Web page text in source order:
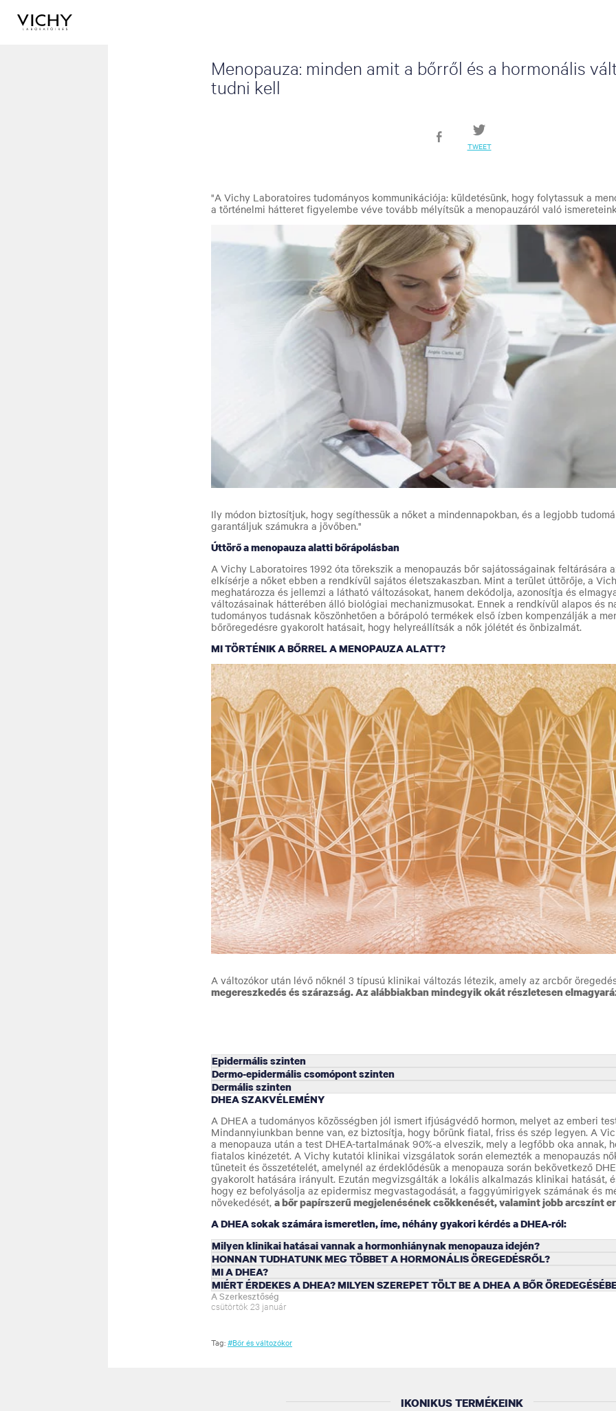
Menopauza: minden amit a bőrről és a hormonális
tudni kell
TWEET
"A Vichy Laboratoires tudományos kommunikációja: küldetésünk, hogy folytassuk a
a történelmi hátteret figyelembe véve tovább mélyítsük a menopauzáról való
Ily módon biztosítjuk, hogy segíthessük a nőket a mindennapokban, és a legjobb
garantáljuk számukra a jövőben."
Úttörő a menopauza alatti bőrápolásban
A Vichy Laboratoires 1992 óta törekszik a menopauzás bőr sajátosságainak feltárására
elkísérje a nőket ebben a rendkívül sajátos életszakaszban. Mint a terület úttörője, a
meghatározza és jellemzi a látható változásokat, hanem dekódolja, azonosítja és
változásainak hátterében álló biológiai mechanizmusokat. Ennek a rendkívül alapos és
tudományos tudásnak köszönhetően a bőrápoló termékek első ízben kompenzálják a
bőröregedésre gyakorolt hatásait, hogy helyreállítsák a nők jólétét és önbizalmát.
MI TÖRTÉNIK A BŐRREL A MENOPAUZA ALATT?
A változókor után lévő nőknél 3 típusú klinikai változás létezik, amely az arcbőr
megereszkedés és szárazság. Az alábbiakban mindegyik okát részletesen
Epidermális szinten
Dermo-epidermális csomópont szinten
Dermális szinten
DHEA SZAKVÉLEMÉNY
A DHEA a tudományos közösségben jól ismert ifjúságvédő hormon, melyet az emberi
Mindannyiunkban benne van, ez biztosítja, hogy bőrünk fiatal, friss és szép legyen. A
a menopauza után a test DHEA-tartalmának 90%-a elveszik, mely a legfőbb oka annak,
fiatalos kinézetét. A Vichy kutatói klinikai vizsgálatok során elemezték a menopauzás
tüneteit és összetételét, amelynél az érdeklődésük a menopauza során bekövetkező
gyakorolt hatására irányult. Ezután megvizsgálták a lokális alkalmazás klinikai hatását,
hogy ez befolyásolja az epidermisz megvastagodását, a faggyúmirigyek számának és
növekedését, a bőr papírszerű megjelenésének csökkenését, valamint jobb arcszínt
A DHEA sokak számára ismeretlen, íme, néhány gyakori kérdés a DHEA-ról:
Milyen klinikai hatásai vannak a hormonhiánynak menopauza idején?
HONNAN TUDHATUNK MEG TÖBBET A HORMONÁLIS ÖREGEDÉSRŐL?
MI A DHEA?
MIÉRT ÉRDEKES A DHEA? MILYEN SZEREPET TÖLT BE A DHEA A BŐR
A Szerkesztőség
csütörtök 23 január
Tag:#Bőr és változókor
IKONIKUS TERMÉKEINK